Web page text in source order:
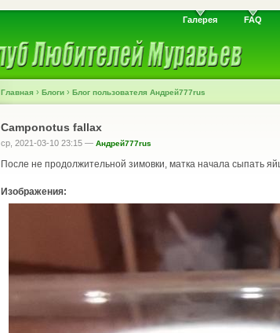
Галерея FAQ
Главная › Блоги › Блог пользователя Андрей777rus
Camponotus fallax
ср, 2021-03-10 23:15 — Андрей777rus
После не продолжительной зимовки, матка начала сыпать
Изображения: